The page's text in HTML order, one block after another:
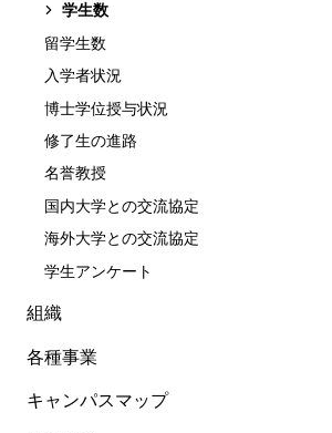
学生数
留学生数
入学者状況
博士学位授与状況
修了生の進路
名誉教授
国内大学との交流協定
海外大学との交流協定
学生アンケート
組織
各種事業
キャンパスマップ